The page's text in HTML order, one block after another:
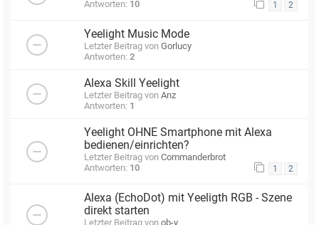
Antworten: 10 1 2
Yeelight Music Mode
Letzter Beitrag von Gorlucy
Antworten: 2
Alexa Skill Yeelight
Letzter Beitrag von Anz
Antworten: 1
Yeelight OHNE Smartphone mit Alexa
bedienen/einrichten?
Letzter Beitrag von Commanderbrot
Antworten: 10 1 2
Alexa (EchoDot) mit Yeeligth RGB - Szene
direkt starten
Letzter Beitrag von ob-y